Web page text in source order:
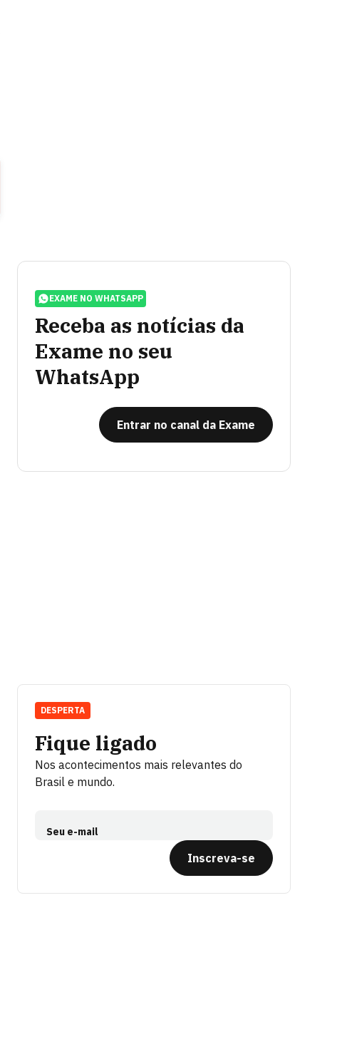
EXAME NO WHATSAPP
Receba as notícias da
Exame no seu
WhatsApp
Entrar no canal da Exame
Fique ligado
Nos acontecimentos mais relevantes do
Brasil e mundo.
Seu e-mail
Inscreva-se
DESPERTA